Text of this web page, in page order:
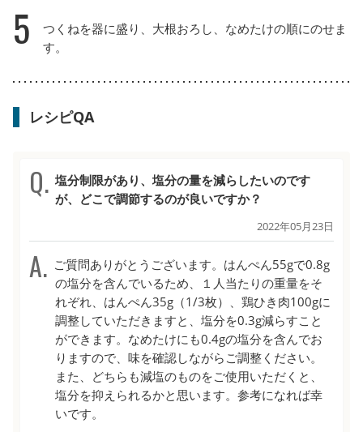
5
つくねを器に盛り、大根おろし、なめたけの順にのせま
す。
レシピQA
塩分制限があり、塩分の量を減らしたいのです
が、どこで調節するのが良いですか？
2022年05月23日
ご質問ありがとうございます。はんぺん55gで0.8g
の塩分を含んでいるため、１人当たりの重量をそ
れぞれ、はんぺん35g（1/3枚）、鶏ひき肉100gに
調整していただきますと、塩分を0.3g減らすこと
ができます。なめたけにも0.4gの塩分を含んでお
りますので、味を確認しながらご調整ください。
また、どちらも減塩のものをご使用いただくと、
塩分を抑えられるかと思います。参考になれば幸
いです。